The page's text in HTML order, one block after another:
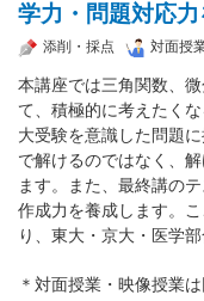
学力・問題対応
添削・採点 対面授
本講座では三角関数、
て、積極的に考えたく
大受験を意識した問題
で解けるのではなく、
ます。また、最終講の
作成力を養成します。
り、東大・京大・医学
＊対面授業・映像授業は